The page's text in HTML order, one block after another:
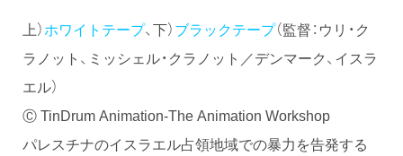
上）ホワイトテープ、下）ブラックテープ（監督：ウリ・ク
ラノット、ミッシェル・クラノット／デンマーク、イスラ
エル）
Ⓒ TinDrum Animation-The Animation Workshop
パレスチナのイスラエル占領地域での暴力を告発する